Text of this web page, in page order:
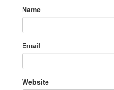
Name
Email
Website